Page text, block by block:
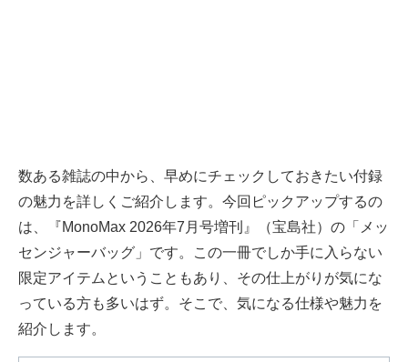
数ある雑誌の中から、早めにチェックしておきたい付録
の魅力を詳しくご紹介します。今回ピックアップするの
は、『MonoMax 2026年7月号増刊』（宝島社）の「メッ
センジャーバッグ」です。この一冊でしか手に入らない
限定アイテムということもあり、その仕上がりが気にな
っている方も多いはず。そこで、気になる仕様や魅力を
紹介します。